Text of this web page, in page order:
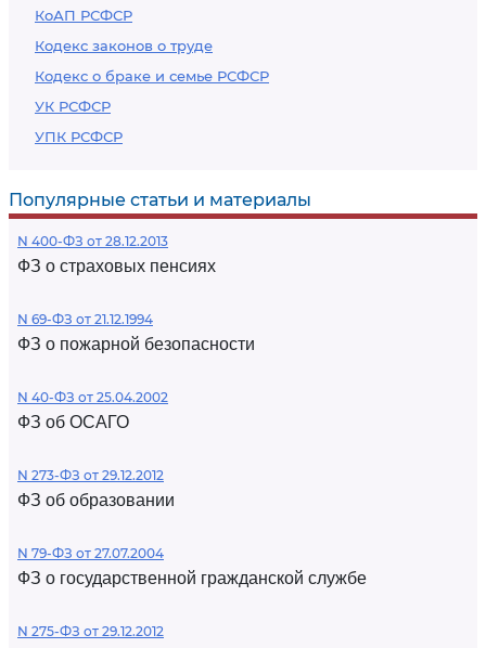
КоАП РСФСР
Кодекс законов о труде
Кодекс о браке и семье РСФСР
УК РСФСР
УПК РСФСР
Популярные статьи и материалы
N 400-ФЗ от 28.12.2013
ФЗ о страховых пенсиях
N 69-ФЗ от 21.12.1994
ФЗ о пожарной безопасности
N 40-ФЗ от 25.04.2002
ФЗ об ОСАГО
N 273-ФЗ от 29.12.2012
ФЗ об образовании
N 79-ФЗ от 27.07.2004
ФЗ о государственной гражданской службе
N 275-ФЗ от 29.12.2012